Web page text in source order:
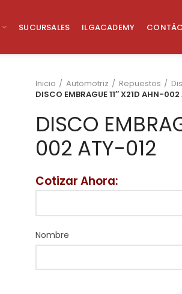
SUCURSALES ILGACADEMY
Inicio Automotriz Repuestos
DISCO EMBRAGUE 11″ X21D AHN-
DISCO
002 ATY-012
Cotizar Ahora:
Nombre